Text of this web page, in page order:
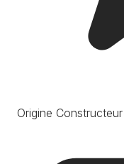
Origine Constructeur